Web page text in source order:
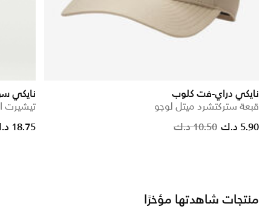
نايكي دراي-فت كلوب
قبعة ستركتشرد ميتل لوجو
Price
10.50 د.ك 5.90 د.ك
نايكي
تيشيرت
18.75 د.ك
منتجات شاهدتها مؤخرًا